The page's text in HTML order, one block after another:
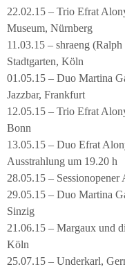
22.02.15 – Trio Efrat
Museum, Nürnberg
11.03.15 – shraeng
Stadtgarten, Köln
01.05.15 – Duo Martina
Jazzbar, Frankfurt
12.05.15 – Trio Efrat
Bonn
13.05.15 – Duo Efrat
Ausstrahlung um 19.20 h
28.05.15 – Sessionopener
29.05.15 – Duo Martina
Sinzig
21.06.15 – Margaux und
Köln
25.07.15 – Underkarl,